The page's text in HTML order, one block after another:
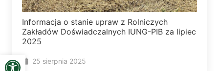
Open toolbar
Informacja o stanie upraw z Rolniczych
Zakładów Doświadczalnych IUNG-PIB za lipiec
2025
25 sierpnia 2025